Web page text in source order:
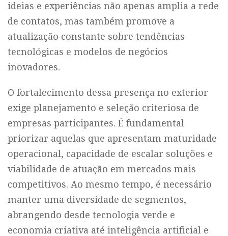
ideias e experiências não apenas amplia a rede
de contatos, mas também promove a
atualização constante sobre tendências
tecnológicas e modelos de negócios
inovadores.
O fortalecimento dessa presença no exterior
exige planejamento e seleção criteriosa de
empresas participantes. É fundamental
priorizar aquelas que apresentam maturidade
operacional, capacidade de escalar soluções e
viabilidade de atuação em mercados mais
competitivos. Ao mesmo tempo, é necessário
manter uma diversidade de segmentos,
abrangendo desde tecnologia verde e
economia criativa até inteligência artificial e